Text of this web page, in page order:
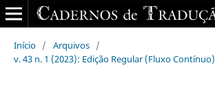
Início / Arquivos /
v. 43 n. 1 (2023): Edição Regular (Fluxo Contínuo)